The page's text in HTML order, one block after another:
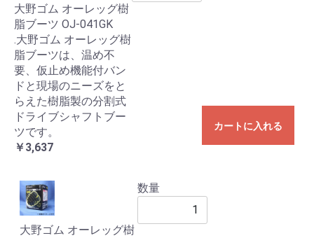
大野ゴム オーレッグ樹
脂ブーツ OJ-041GK
.大野ゴム オーレッグ樹
脂ブーツは、温め不
要、仮止め機能付バン
ドと現場のニーズをと
らえた樹脂製の分割式
ドライブシャフトブー
ツです。
￥3,637
カートに入れる
大野ゴム オーレッグ樹
数量